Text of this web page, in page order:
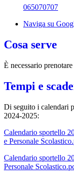
065070707
Naviga su
Cosa serve
È necessario
Tempi e
Di seguito i calendari
2024-2025:
Calendario sportello
e Personale
Calendario sportello
Personale